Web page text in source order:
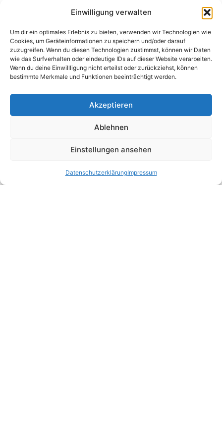
Einwilligung verwalten
Um dir ein optimales Erlebnis zu bieten, verwenden wir Technologien wie
Cookies, um Geräteinformationen zu speichern und/oder darauf
zuzugreifen. Wenn du diesen Technologien zustimmst, können wir Daten
wie das Surfverhalten oder eindeutige IDs auf dieser Website verarbeiten.
Wenn du deine Einwillligung nicht erteilst oder zurückziehst, können
bestimmte Merkmale und Funktionen beeinträchtigt werden.
Akzeptieren
Ablehnen
Einstellungen ansehen
Datenschutz­erklärungImpressum